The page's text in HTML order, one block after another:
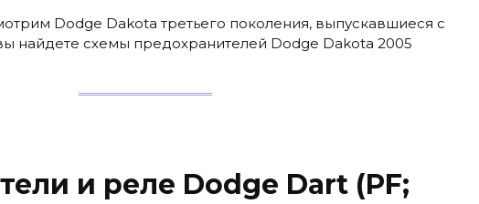
Dodge Dakota третьего поколения, выпускавшиеся с
найдете схемы предохранителей Dodge Dakota 2005
и реле Dodge Dart (PF;